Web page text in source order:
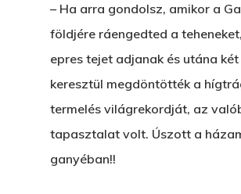
– Ha arra gondolsz, amikor a
földjére ráengedted a
epres tejet adjanak és utána
keresztül megdöntötték a
termelés világrekordját, az
tapasztalat volt. Úszott a
ganyéban!!